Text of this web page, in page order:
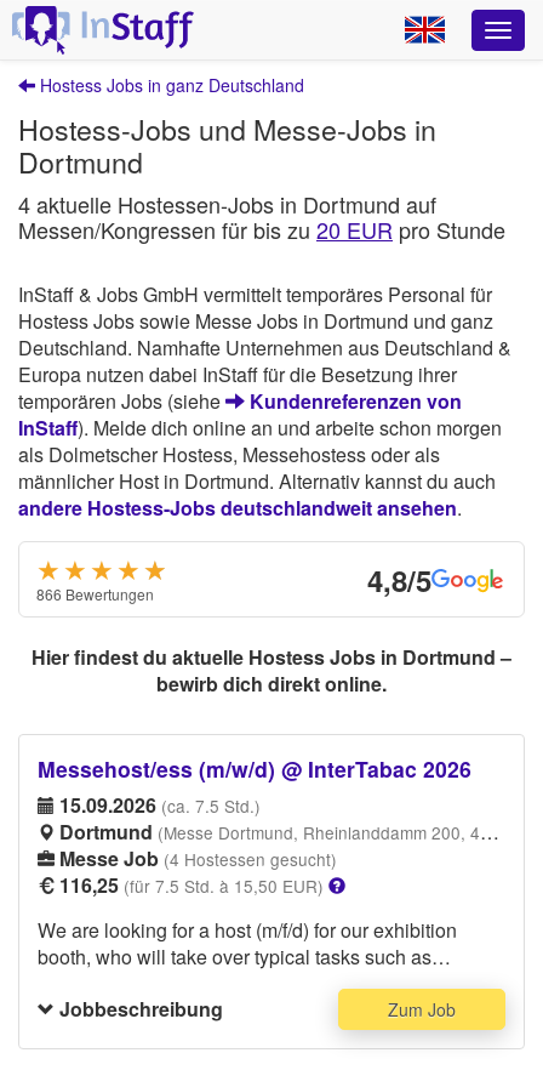
Hostess Jobs in ganz Deutschland
Hostess-Jobs und Messe-Jobs in
Dortmund
4 aktuelle Hostessen-Jobs in Dortmund auf
Messen/Kongressen für bis zu 20 EUR pro Stunde
InStaff & Jobs GmbH vermittelt temporäres Personal für
Hostess Jobs sowie Messe Jobs in Dortmund und ganz
Deutschland. Namhafte Unternehmen aus Deutschland &
Europa nutzen dabei InStaff für die Besetzung ihrer
temporären Jobs (siehe
Kundenreferenzen von
InStaff). Melde dich online an und arbeite schon morgen
als Dolmetscher Hostess, Messehostess oder als
männlicher Host in Dortmund. Alternativ kannst du auch
andere Hostess-Jobs deutschlandweit ansehen.
★★★★★
★
866 Bewertungen 4,8/5
Hier findest du aktuelle Hostess Jobs in Dortmund –
bewirb dich direkt online.
Messehost/ess (m/w/d) @ InterTabac 2026
15.09.2026 (ca. 7.5 Std.)
Dortmund (Messe Dortmund, Rheinlanddamm 200, 44139 Dortmund)
Messe Job (4 Hostessen gesucht)
116,25 (für 7.5 Std. à 15,50 EUR)
We are looking for a host (m/f/d) for our exhibition
booth, who will take over typical tasks such as
customer reception and catering. As a trade fair host,
you welcome visitors at the booth, inform about
products and services and represent the company
Jobbeschreibung Zum Job